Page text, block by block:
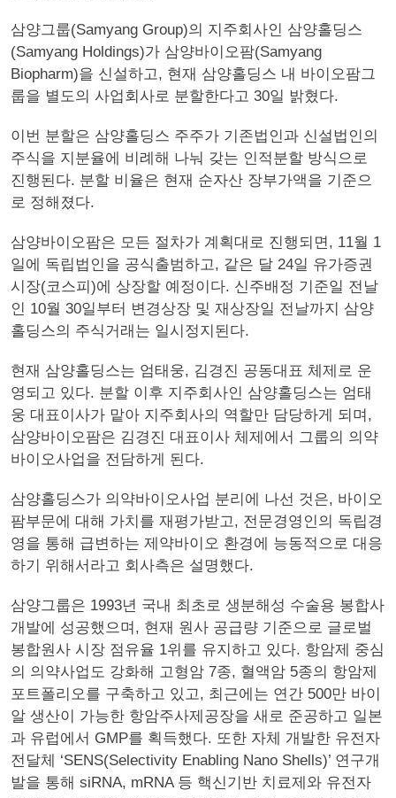
삼양그룹(Samyang Group)의 지주회사인 삼양홀딩스
(Samyang Holdings)가 삼양바이오팜(Samyang
Biopharm)을 신설하고, 현재 삼양홀딩스 내 바이오팜그
룹을 별도의 사업회사로 분할한다고 30일 밝혔다.
이번 분할은 삼양홀딩스 주주가 기존법인과 신설법인의
주식을 지분율에 비례해 나눠 갖는 인적분할 방식으로
진행된다. 분할 비율은 현재 순자산 장부가액을 기준으
로 정해졌다.
삼양바이오팜은 모든 절차가 계획대로 진행되면, 11월 1
일에 독립법인을 공식출범하고, 같은 달 24일 유가증권
시장(코스피)에 상장할 예정이다. 신주배정 기준일 전날
인 10월 30일부터 변경상장 및 재상장일 전날까지 삼양
홀딩스의 주식거래는 일시정지된다.
현재 삼양홀딩스는 엄태웅, 김경진 공동대표 체제로 운
영되고 있다. 분할 이후 지주회사인 삼양홀딩스는 엄태
웅 대표이사가 맡아 지주회사의 역할만 담당하게 되며,
삼양바이오팜은 김경진 대표이사 체제에서 그룹의 의약
바이오사업을 전담하게 된다.
삼양홀딩스가 의약바이오사업 분리에 나선 것은, 바이오
팜부문에 대해 가치를 재평가받고, 전문경영인의 독립경
영을 통해 급변하는 제약바이오 환경에 능동적으로 대응
하기 위해서라고 회사측은 설명했다.
삼양그룹은 1993년 국내 최초로 생분해성 수술용 봉합사
개발에 성공했으며, 현재 원사 공급량 기준으로 글로벌
봉합원사 시장 점유율 1위를 유지하고 있다. 항암제 중심
의 의약사업도 강화해 고형암 7종, 혈액암 5종의 항암제
포트폴리오를 구축하고 있고, 최근에는 연간 500만 바이
알 생산이 가능한 항암주사제공장을 새로 준공하고 일본
과 유럽에서 GMP를 획득했다. 또한 자체 개발한 유전자
전달체 ‘SENS(Selectivity Enabling Nano Shells)’ 연구개
발을 통해 siRNA, mRNA 등 핵신기반 치료제와 유전자